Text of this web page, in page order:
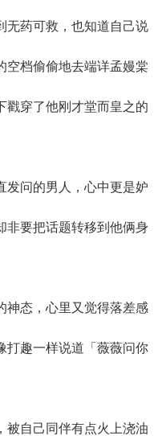
药可救，也知道自己说
空档偷偷地去端详孟嫚棠
戳穿了他刚才堂而皇之的
问的男人，心中更是妒
非要把话题转移到他俩身
态，心里又觉得落差感
打趣一样说道「薇薇问你
自己同伴有点火上浇油